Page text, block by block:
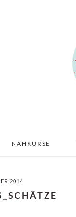
NÄHKURSE
2014